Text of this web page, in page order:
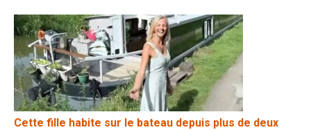
Cette fille habite sur le bateau depuis plus de deux